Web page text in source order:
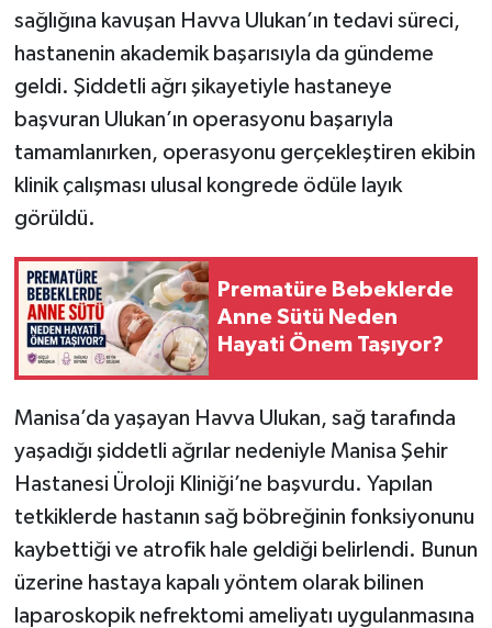
sağlığına kavuşan Havva Ulukan’ın tedavi süreci,
hastanenin akademik başarısıyla da gündeme
geldi. Şiddetli ağrı şikayetiyle hastaneye
başvuran Ulukan’ın operasyonu başarıyla
tamamlanırken, operasyonu gerçekleştiren ekibin
klinik çalışması ulusal kongrede ödüle layık
görüldü.
Prematüre Bebeklerde
Anne Sütü Neden
Hayati Önem Taşıyor?
Manisa’da yaşayan Havva Ulukan, sağ tarafında
yaşadığı şiddetli ağrılar nedeniyle Manisa Şehir
Hastanesi Üroloji Kliniği’ne başvurdu. Yapılan
tetkiklerde hastanın sağ böbreğinin fonksiyonunu
kaybettiği ve atrofik hale geldiği belirlendi. Bunun
üzerine hastaya kapalı yöntem olarak bilinen
laparoskopik nefrektomi ameliyatı uygulanmasına